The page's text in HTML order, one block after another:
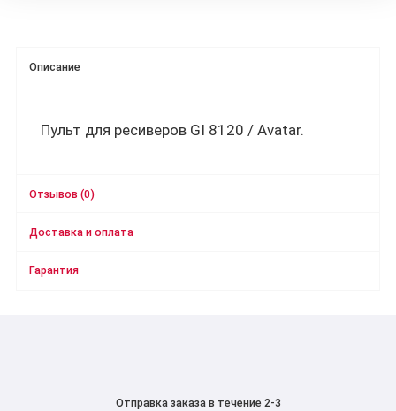
Описание
Пульт для ресиверов GI 8120 / Avatar.
Отзывов (0)
Доставка и оплата
Гарантия
Отправка заказа в течение 2-3